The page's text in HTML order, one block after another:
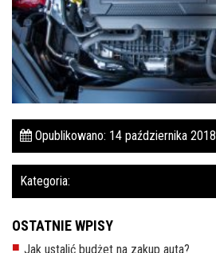
Pomoc w znalezieniu auta w Polsce
Wyszukiwanie samochodu w ogłoszeniach
Kim jesteśmy
Referencje
Blog
Cennik
Zamów inspekcję
Opublikowano: 14 października 2018
Kategoria:
OSTATNIE WPISY
Jak ustalić budżet na zakup auta?